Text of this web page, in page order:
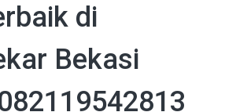
di
Bekasi